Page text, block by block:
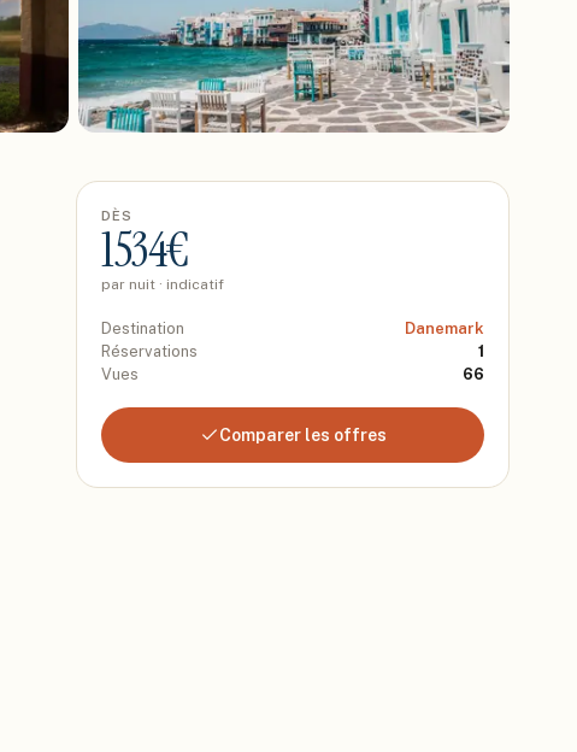
DÈS
1534€
par nuit · indicatif
Destination
Danemark
Réservations
1
Vues
66
Comparer les offres